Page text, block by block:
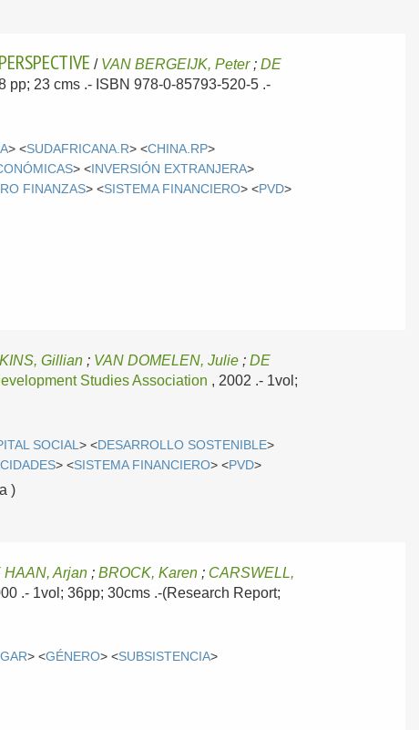
/ VAN BERGEIJK, Peter;DE
pp; 23 cms .- ISBN 978-0-85793-520-5 .-
> <SUDAFRICANA.R> <CHINA.RP>
> < INVERSIÓN EXTRANJERA>
FINANZAS> <SISTEMA FINANCIERO> <PVD>
Gillian ; VAN DOMELEN, Julie ;DE
Studies Association , 2002 .- 1vol;
SOCIAL> <DESARROLLO SOSTENIBLE>
> <SISTEMA FINANCIERO> <PVD>
)
HAAN, Arjan ;BROCK, Karen ; CARSWELL,
.- 1vol; 36pp; 30cms .-(Research Report;
> <GÉNERO> <SUBSISTENCIA>